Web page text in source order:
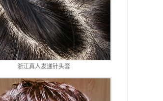
浙江真人发递针头套